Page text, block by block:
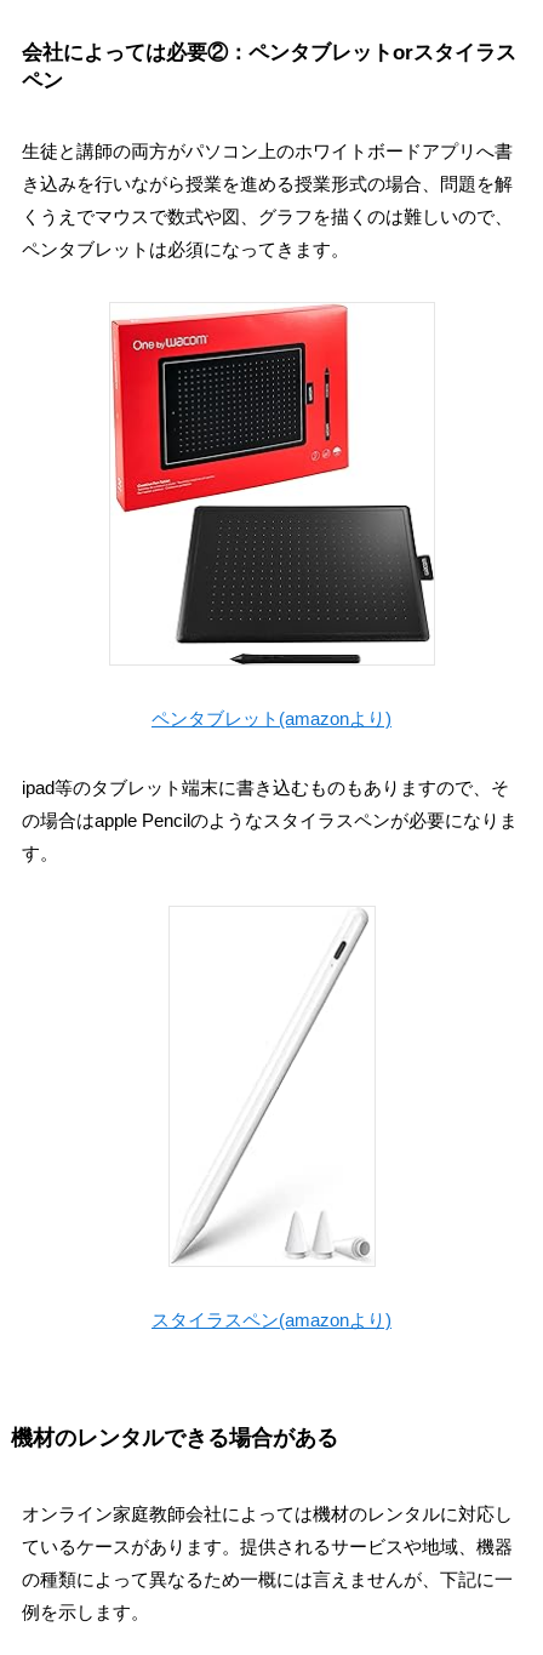
会社によっては必要②：ペンタブレットorスタイラス
ペン
生徒と講師の両方がパソコン上のホワイトボードアプリへ書
き込みを行いながら授業を進める授業形式の場合、問題を解
くうえでマウスで数式や図、グラフを描くのは難しいので、
ペンタブレットは必須になってきます。
ペンタブレット(amazonより)
ipad等のタブレット端末に書き込むものもありますので、そ
の場合はapple Pencilのようなスタイラスペンが必要になりま
す。
スタイラスペン(amazonより)
機材のレンタルできる場合がある
オンライン家庭教師会社によっては機材のレンタルに対応し
ているケースがあります。提供されるサービスや地域、機器
の種類によって異なるため一概には言えませんが、下記に一
例を示します。